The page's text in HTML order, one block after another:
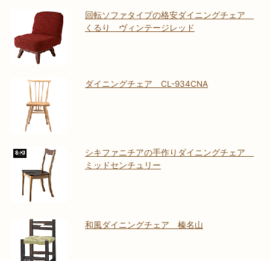
回転ソファタイプの格安ダイニングチェア
くるり ヴィンテージレッド
ダイニングチェア CL-934CNA
シキファニチアの手作りダイニングチェア
ミッドセンチュリー
和風ダイニングチェア 榛名山